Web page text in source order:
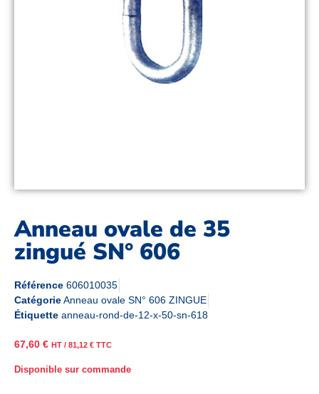
Anneau ovale de 35
zingué SN° 606
Référence 606010035
CatégorieAnneau ovale SN° 606 ZINGUE
Étiquette anneau-rond-de-12-x-50-sn-618
67,60 € HT / 81,12 € TTC
Disponible sur commande